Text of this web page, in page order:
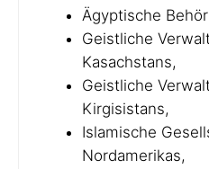
Ägyptische
Geistliche
Kasachstans,
Geistliche
Kirgisistans,
Islamische
Nordamerikas,